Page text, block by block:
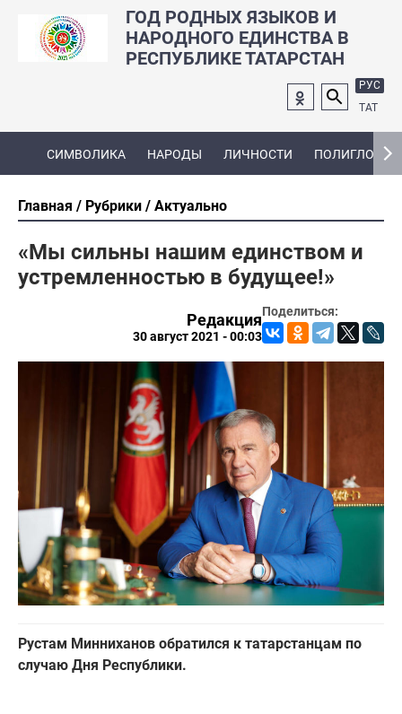
ГОД РОДНЫХ ЯЗЫКОВ И
НАРОДНОГО ЕДИНСТВА В
РЕСПУБЛИКЕ ТАТАРСТАН
РУС
ТАТ
СИМВОЛИКА НАРОДЫ ЛИЧНОСТИ ПОЛИГЛОТ
Главная Рубрики Актуально
«Мы сильны нашим единством и
устремленностью в будущее!»
Поделиться:
Редакция
30 август 2021 - 00:03
Рустам Минниханов обратился к татарстанцам по
случаю Дня Республики.